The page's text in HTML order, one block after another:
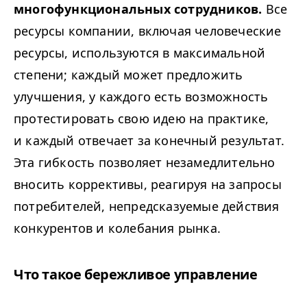
многофункциональных сотрудников. Все
ресурсы компании, включая человеческие
ресурсы, используются в максимальной
степени; каждый может предложить
улучшения, у каждого есть возможность
протестировать свою идею на практике,
и каждый отвечает за конечный результат.
Эта гибкость позволяет незамедлительно
вносить коррективы, реагируя на запросы
потребителей, непредсказуемые действия
конкурентов и колебания рынка.
Что такое бережливое управление